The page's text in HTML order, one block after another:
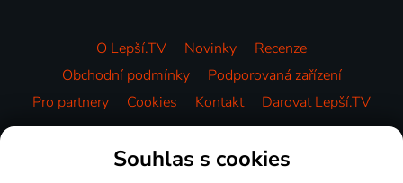
O Lepší.TV Novinky
Recenze
Obchodní podmínky
Podporovaná zařízení
Pro partnery
Cookies Kontakt Darovat Lepší.TV
Videotéka
Souhlas s cookies